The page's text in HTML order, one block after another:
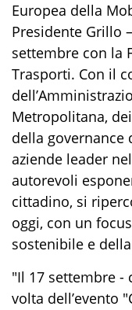
Europea della
Presidente Grillo
settembre con la
Trasporti. Con il
Metropolitana,
della governance
aziende leader
autorevoli
cittadino, si
oggi, con un
sostenibile e
"Il 17 settembre -
volta dell’evento